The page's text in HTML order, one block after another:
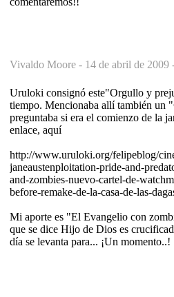
Vivaldo Moore - 14 de abril de 2009
Uruloki consignó este"Orgullo y
tiempo. Mencionaba allí también un
preguntaba si era el comienzo de la
enlace, aquí
http://www.uruloki.org/felipeblog/
janeaustenploitation-pride-and-
and-zombies-nuevo-cartel-de-
before-remake-de-la-casa-de-las-
Mi aporte es "El Evangelio con
que se dice Hijo de Dios es
día se levanta para... ¡Un momento..!